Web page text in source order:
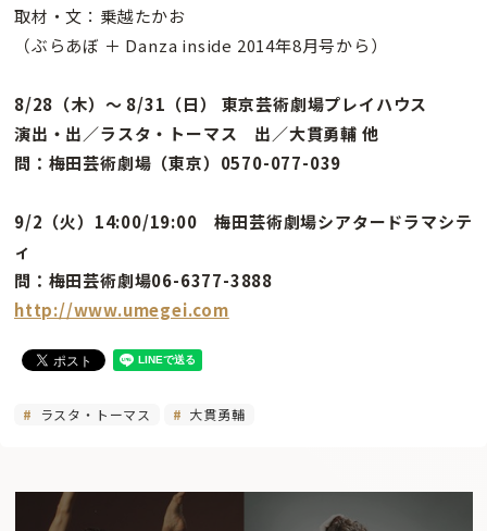
取材・文：乗越たかお
（ぶらあぼ ＋ Danza inside 2014年8月号から）
8/28（木）〜 8/31（日） 東京芸術劇場プレイハウス
演出・出／ラスタ・トーマス 出／大貫勇輔 他
問：梅田芸術劇場（東京）0570-077-039
9/2（火）14:00/19:00 梅田芸術劇場シアタードラマシテ
ィ
問：梅田芸術劇場06-6377-3888
http://www.umegei.com
ラスタ・トーマス 大貫勇輔